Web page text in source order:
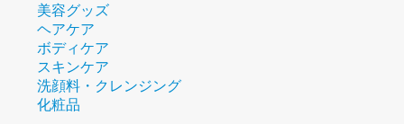
美容グッズ
ヘアケア
ボディケア
スキンケア
洗顔料・クレンジング
化粧品